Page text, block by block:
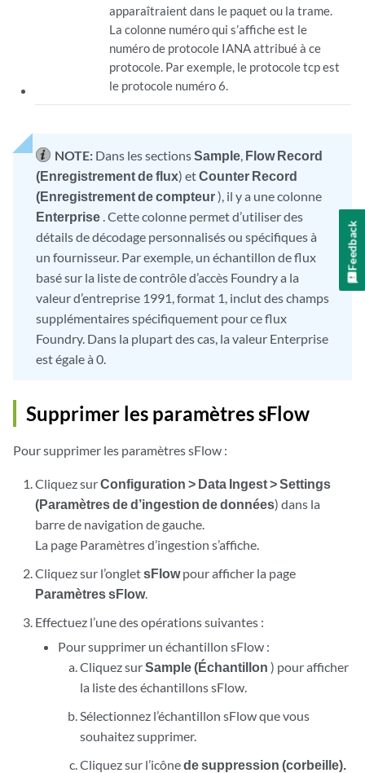
apparaîtraient dans le paquet ou la trame.
La colonne numéro qui s’affiche est le
numéro de protocole IANA attribué à ce
protocole. Par exemple, le protocole tcp est
le protocole numéro 6.
NOTE: Dans les sectionsSample Flow Record
(Enregistrement de flux) etCounter Record
(Enregistrement de compteur), il y a une colonne
Enterprise . Cette colonne permet d’utiliser des
détails de décodage personnalisés ou spécifiques à
un fournisseur. Par exemple, un échantillon de flux
basé sur la liste de contrôle d’accès Foundry a la
valeur d’entreprise 1991, format 1, inclut des champs
supplémentaires spécifiquement pour ce flux
Foundry. Dans la plupart des cas, la valeur Enterprise
est égale à 0.
Supprimer les paramètres sFlow
Pour supprimer les paramètres sFlow :
Cliquez surConfiguration > Data Ingest > Settings
(Paramètres de d’ingestion de données) dans la
barre de navigation de gauche.
La page Paramètres d’ingestion s’affiche.
Cliquez sur l’ongletsFlowpour afficher la page
Paramètres sFlow.
Effectuez l’une des opérations suivantes :
Pour supprimer un échantillon sFlow :
Cliquez surSample (Échantillon ) pour afficher
la liste des échantillons sFlow.
Sélectionnez l’échantillon sFlow que vous
souhaitez supprimer.
Cliquez sur l’icônede suppression (corbeille).
Feedback